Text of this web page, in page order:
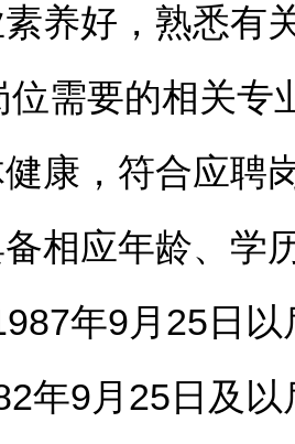
好，熟悉有关
位需要的相关专
，符合应聘
应年龄、学历
年9月25日
年9月25日及